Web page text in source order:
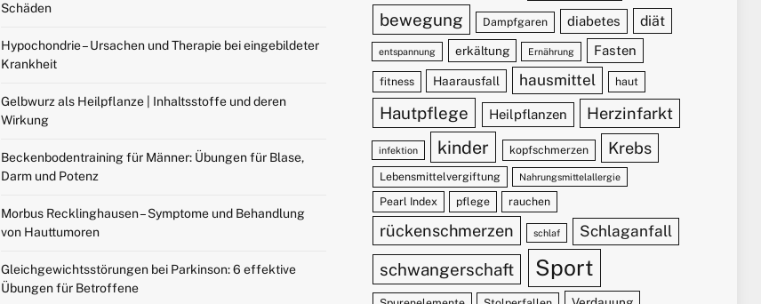
Schäden
Hypochondrie – Ursachen und Therapie bei eingebildeter
Krankheit
Gelbwurz als Heilpflanze | Inhaltsstoffe und deren
Wirkung
Beckenbodentraining für Männer: Übungen für Blase,
Darm und Potenz
Morbus Recklinghausen – Symptome und Behandlung
von Hauttumoren
Gleichgewichtsstörungen bei Parkinson: 6 effektive
Übungen für Betroffene
bewegung Dampfgaren diabetes diät
entspannung erkältung Ernährung Fasten
fitness Haarausfall hausmittel haut
Hautpflege Heilpflanzen Herzinfarkt
infektion kinder kopfschmerzen Krebs
Lebensmittelvergiftung Nahrungsmittelallergie
Pearl Index pflege rauchen
rückenschmerzen schlaf Schlaganfall
schwangerschaft Sport